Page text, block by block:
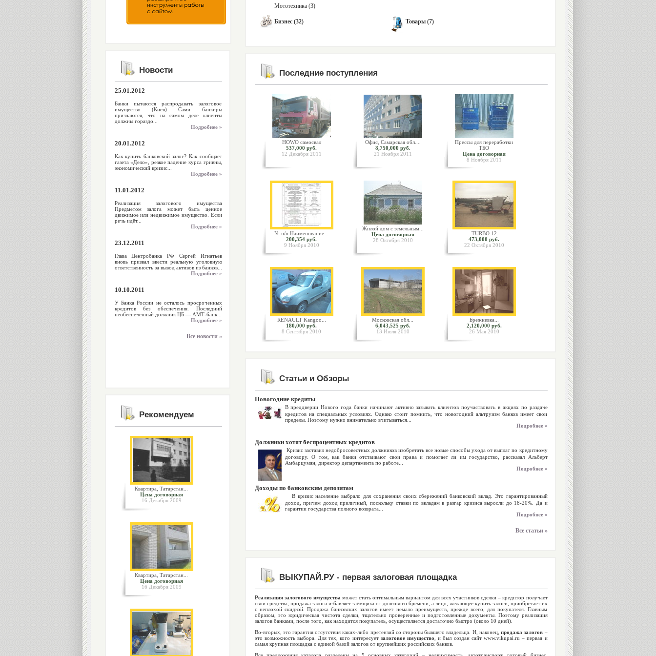
Новости
25.01.2012
Банки пытаются распродавать залоговое
имущество (Киев) Сами банкиры
признаются, что на самом деле клиенты
должны гораздо...
Подробнее »
20.01.2012
Как купить банковский залог? Как сообщает
газета «Дело», резкое падение курса гривны,
экономический кризис...
Подробнее »
11.01.2012
Реализация залогового имущества
Предметом залога может быть ценное
движимое или недвижимое имущество. Если
речь идёт...
Подробнее »
23.12.2011
Глава Центробанка РФ Сергей Игнатьев
вновь призвал ввести реальную уголовную
ответственность за вывод активов из банков...
Подробнее »
10.10.2011
У Банка России не осталось просроченных
кредитов без обеспечения. Последний
необеспеченный должник ЦБ — АМТ-банк...
Подробнее »
Все новости »
Рекомендуем
Квартира, Татарстан...
Цена договорная
16 Декабря 2009
Квартира, Татарстан...
Цена договорная
16 Декабря 2009
Мототехника (3)
Бизнес (32) Товары (7)
Последние поступления
HOWO самосвал
537,000 руб.
12 Декабря 2011
Офис, Самарская обл....
8,750,000 руб.
21 Ноября 2011
Прессы для переработки
ТБО
Цена договорная
8 Ноября 2011
№ п/п Наименование...
200,354 руб.
9 Ноября 2010
Жилой дом с земельным...
Цена договорная
28 Октября 2010
TURBO 12
473,000 руб.
22 Октября 2010
RENAULT Kangoo...
180,000 руб.
8 Сентября 2010
Московская обл...
6,043,525 руб.
13 Июля 2010
Брежневка...
2,120,000 руб.
26 Мая 2010
Статьи и Обзоры
Новогодние кредиты
В преддверии Нового года банки начинают активно зазывать клиентов поучаствовать в акциях по раздаче
кредитов на специальных условиях. Однако стоит помнить, что новогодний альтруизм банков имеет свои
пределы. Поэтому нужно внимательно вчитываться...
Подробнее »
Должники хотят беспроцентных кредитов
Кризис заставил недобросовестных должников изобретать все новые способы ухода от выплат по кредитному
договору. О том, как банки отстаивают свои права и помогает ли им государство, рассказал Альберт
Амбарцумян, директор департамента по работе...
Подробнее »
Доходы по банковским депозитам
В кризис население выбрало для сохранения своих сбережений банковский вклад. Это гарантированный
доход, причем доход приличный, поскольку ставки по вкладам в разгар кризиса выросли до 18-20%. Да и
гарантии государства полного возврата...
Подробнее »
Все статьи »
ВЫКУПАЙ.РУ - первая залоговая площадка
Реализация залогового имущества может стать оптимальным вариантом для всех участников сделки – кредитор получает
свои средства, продажа залога избавляет заёмщика от долгового бремени, а лицо, желающее купить залоги, приобретает их
с неплохой скидкой. Продажа банковских залогов имеет немало преимуществ, прежде всего, для покупателя. Главным
образом, это юридическая чистота сделки, тщательно проверенные и подготовленные документы. Поэтому реализация
залогов банками, после того, как находится покупатель, осуществляется достаточно быстро (около 10 дней).
Во-вторых, это гарантия отсутствия каких-либо претензий со стороны бывшего владельца. И, наконец,продажа залогов –
это возможность выбора. Для тех, кого интересует залоговое имущество , и был создан сайт www.vikupai.ru – первая и
самая крупная площадка с единой базой залогов от крупнейших российских банков.